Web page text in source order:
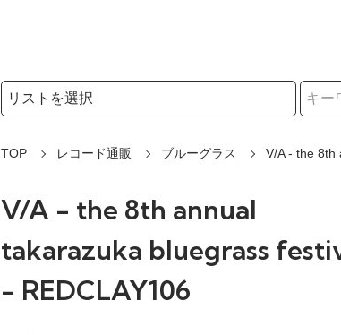
検索リストの選択
TOP レコード通販 ブルーグラス V/A - the 8th
V/A - the 8th annual
takarazuka bluegrass
- REDCLAY106